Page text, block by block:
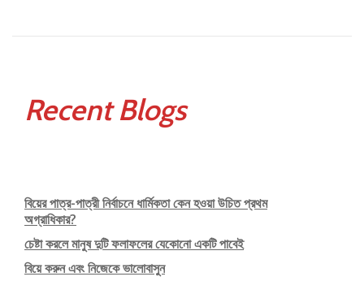
Recent Blogs
বিয়ের পাত্র-পাত্রী নির্বাচনে ধার্মিকতা কেন হওয়া উচিত প্রথম
অগ্রাধিকার?
চেষ্টা করলে মানুষ দুটি ফলাফলের যেকোনো একটি পাবেই
বিয়ে করুন এবং নিজেকে ভালোবাসুন